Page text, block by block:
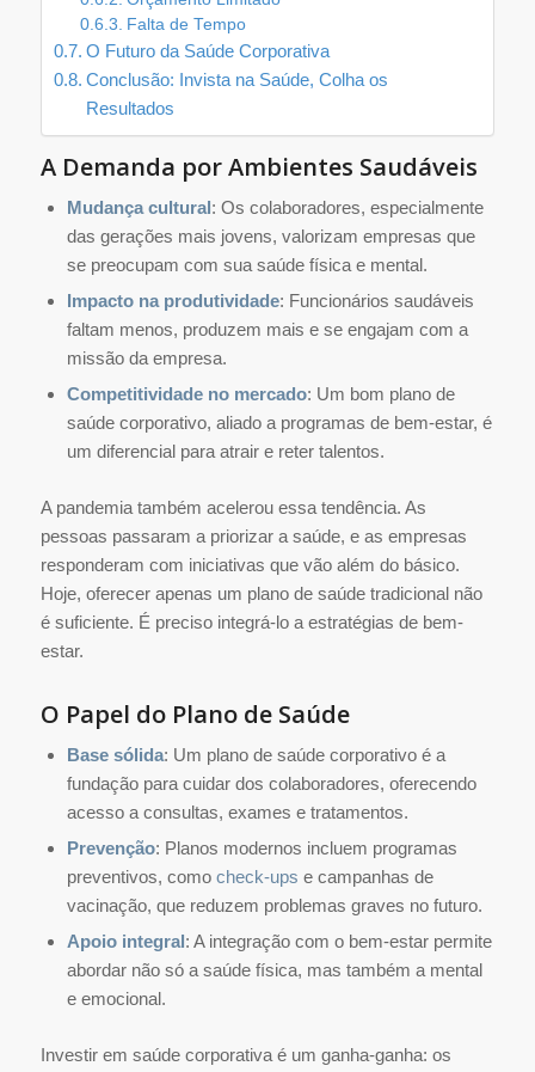
Falta de Tempo
O Futuro da Saúde Corporativa
Conclusão: Invista na Saúde, Colha os
Resultados
A Demanda por Ambientes Saudáveis
Mudança cultural: Os colaboradores, especialmente
das gerações mais jovens, valorizam empresas que
se preocupam com sua saúde física e mental.
Impacto na produtividade: Funcionários saudáveis
faltam menos, produzem mais e se engajam com a
missão da empresa.
Competitividade no mercado: Um bom plano de
saúde corporativo, aliado a programas de bem-estar, é
um diferencial para atrair e reter talentos.
A pandemia também acelerou essa tendência. As
pessoas passaram a priorizar a saúde, e as empresas
responderam com iniciativas que vão além do básico.
Hoje, oferecer apenas um plano de saúde tradicional não
é suficiente. É preciso integrá-lo a estratégias de bem-
estar.
O Papel do Plano de Saúde
Base sólida: Um plano de saúde corporativo é a
fundação para cuidar dos colaboradores, oferecendo
acesso a consultas, exames e tratamentos.
Prevenção: Planos modernos incluem programas
preventivos, como check-ups e campanhas de
vacinação, que reduzem problemas graves no futuro.
Apoio integral: A integração com o bem-estar permite
abordar não só a saúde física, mas também a mental
e emocional.
Investir em saúde corporativa é um ganha-ganha: os